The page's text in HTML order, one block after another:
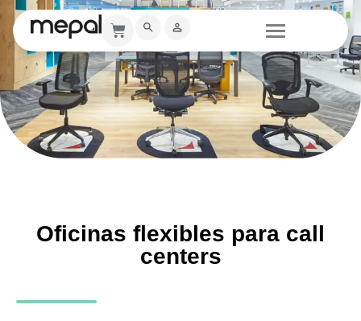
Oficinas flexibles para call
centers